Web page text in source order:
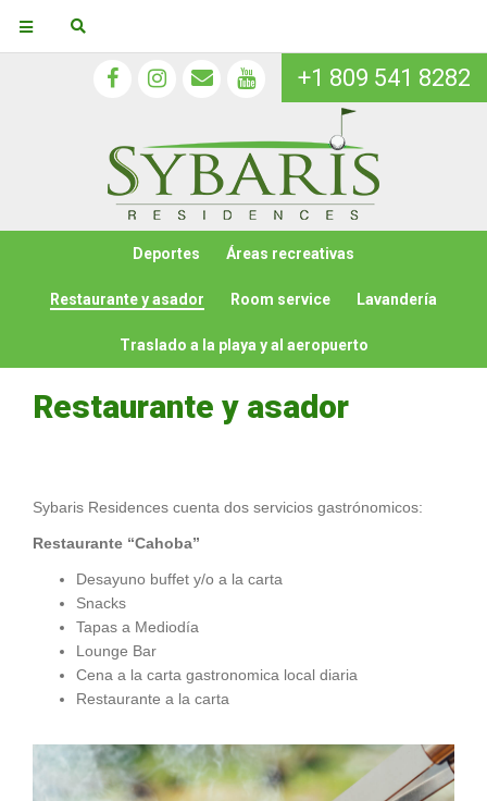
+1 809 541 8282
Deportes Áreas recreativas
Restaurante y asador Room service Lavandería
Traslado a la playa y al aeropuerto
Restaurante y asador
Sybaris Residences cuenta dos servicios gastrónomicos:
Restaurante “Cahoba”
Desayuno buffet y/o a la carta
Snacks
Tapas a Mediodía
Lounge Bar
Cena a la carta gastronomica local diaria
Restaurante a la carta